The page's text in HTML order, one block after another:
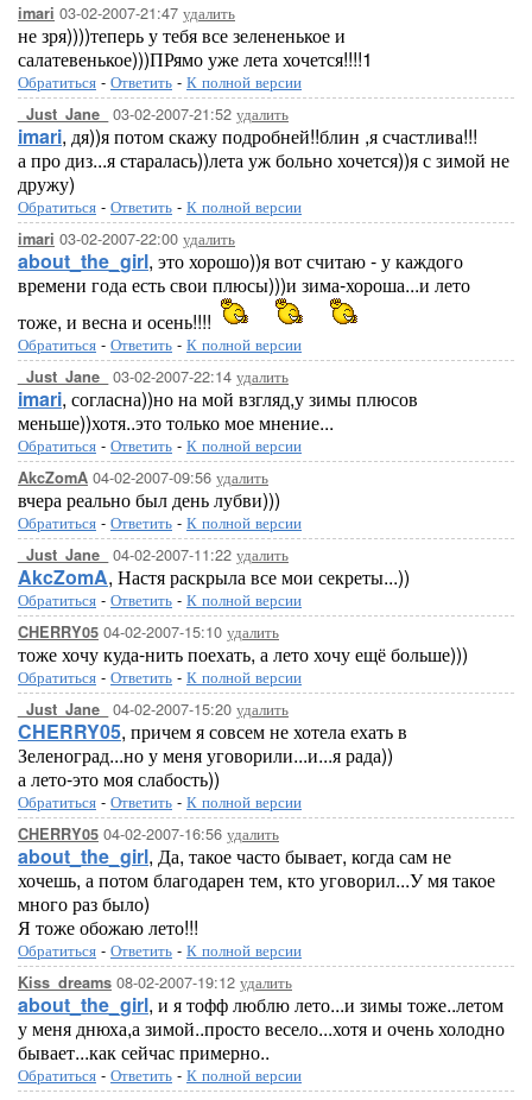
imari 03-02-2007-21:47 удалить
не зря))))теперь у тебя все зелененькое и
салатевенькое)))ПРямо уже лета хочется!!!!1
Обратиться - Ответить - К полной версии
_Just_Jane_ 03-02-2007-21:52 удалить
imari, дя))я потом скажу подробней!!блин ,я счастлива!!!
а про диз...я старалась))лета уж больно хочется))я с зимой не
дружу)
Обратиться - Ответить - К полной версии
imari 03-02-2007-22:00 удалить
about_the_girl, это хорошо))я вот считаю - у каждого
времени года есть свои плюсы)))и зима-хороша...и лето
тоже, и весна и осень!!!!
Обратиться - Ответить - К полной версии
_Just_Jane_ 03-02-2007-22:14 удалить
imari, согласна))но на мой взгляд,у зимы плюсов
меньше))хотя..это только мое мнение...
Обратиться - Ответить - К полной версии
AkcZomA 04-02-2007-09:56 удалить
вчера реально был день лубви)))
Обратиться - Ответить - К полной версии
_Just_Jane_ 04-02-2007-11:22 удалить
AkcZomA, Настя раскрыла все мои секреты...))
Обратиться - Ответить - К полной версии
CHERRY05 04-02-2007-15:10 удалить
тоже хочу куда-нить поехать, а лето хочу ещё больше)))
Обратиться - Ответить - К полной версии
_Just_Jane_ 04-02-2007-15:20 удалить
CHERRY05, причем я совсем не хотела ехать в
Зеленоград...но у меня уговорили...и...я рада))
а лето-это моя слабость))
Обратиться - Ответить - К полной версии
CHERRY05 04-02-2007-16:56 удалить
about_the_girl, Да, такое часто бывает, когда сам не
хочешь, а потом благодарен тем, кто уговорил...У мя такое
много раз было)
Я тоже обожаю лето!!!
Обратиться - Ответить - К полной версии
Kiss_dreams 08-02-2007-19:12 удалить
about_the_girl, и я тофф люблю лето...и зимы тоже..летом
у меня днюха,а зимой..просто весело...хотя и очень холодно
бывает...как сейчас примерно..
Обратиться - Ответить - К полной версии